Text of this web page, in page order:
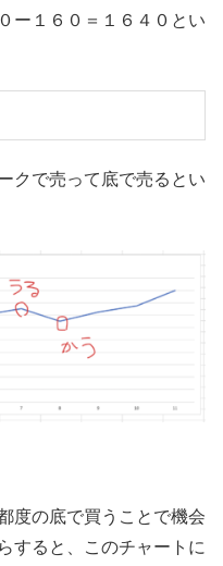
ー１６０＝１６４０とい
クで売って底で売るとい
度の底で買うことで機会
すると、このチャートに